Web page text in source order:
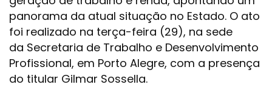
panorama da atual situação no Estado. O ato
foi realizado na terça-feira (29), na sede
da Secretaria de Trabalho e Desenvolvimento
Profissional, em Porto Alegre, com a presença
do titular Gilmar Sossella.